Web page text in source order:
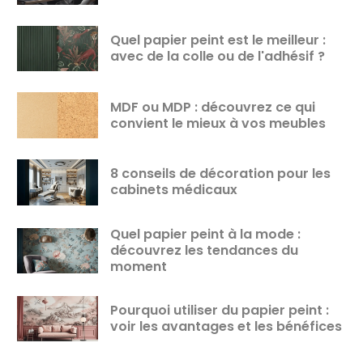
Quel papier peint est le meilleur :
avec de la colle ou de l'adhésif ?
MDF ou MDP : découvrez ce qui
convient le mieux à vos meubles
8 conseils de décoration pour les
cabinets médicaux
Quel papier peint à la mode :
découvrez les tendances du
moment
Pourquoi utiliser du papier peint :
voir les avantages et les bénéfices